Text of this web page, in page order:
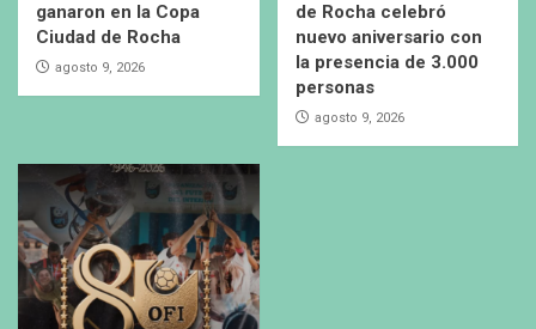
ganaron en la Copa
Ciudad de Rocha
agosto 9, 2026
de Rocha celebró
nuevo aniversario con
la presencia de 3.000
personas
agosto 9, 2026